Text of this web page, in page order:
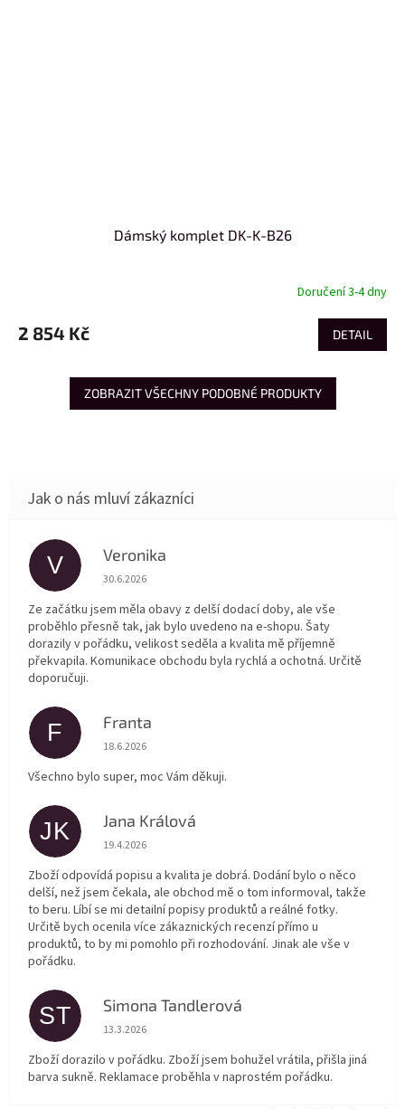
Dámský komplet DK-K-B26
Doručení 3-4 dny
2 854 Kč DETAIL
ZOBRAZIT VŠECHNY PODOBNÉ PRODUKTY
V Veronika
Hodnocení obchodu je 5 z 5 hvězdiček.
30.6.2026
Ze začátku jsem měla obavy z delší dodací doby, ale vše
proběhlo přesně tak, jak bylo uvedeno na e-shopu. Šaty
dorazily v pořádku, velikost seděla a kvalita mě příjemně
překvapila. Komunikace obchodu byla rychlá a ochotná. Určitě
doporučuji.
F Franta
Hodnocení obchodu je 5 z 5 hvězdiček.
18.6.2026
Všechno bylo super, moc Vám děkuji.
JK Jana Králová
Hodnocení obchodu je 5 z 5 hvězdiček.
19.4.2026
Zboží odpovídá popisu a kvalita je dobrá. Dodání bylo o něco
delší, než jsem čekala, ale obchod mě o tom informoval, takže
to beru. Líbí se mi detailní popisy produktů a reálné fotky.
Určitě bych ocenila více zákaznických recenzí přímo u
produktů, to by mi pomohlo při rozhodování. Jinak ale vše v
pořádku.
ST Simona Tandlerová
Hodnocení obchodu je 5 z 5 hvězdiček.
13.3.2026
Zboží dorazilo v pořádku. Zboží jsem bohužel vrátila, přišla jiná
barva sukně. Reklamace proběhla v naprostém pořádku.